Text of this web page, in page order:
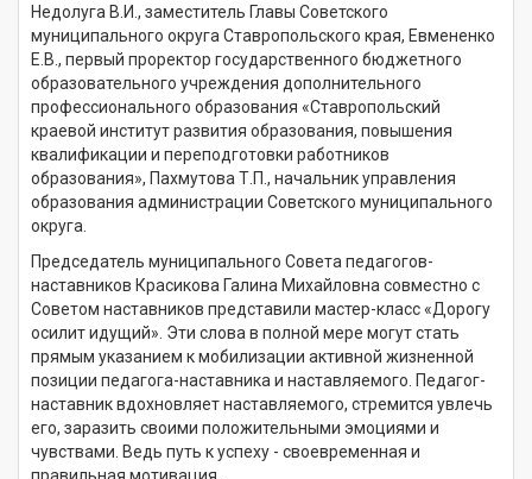
Недолуга В.И., заместитель Главы Советского
муниципального округа Ставропольского края, Евмененко
Е.В., первый проректор государственного бюджетного
образовательного учреждения дополнительного
профессионального образования «Ставропольский
краевой институт развития образования, повышения
квалификации и переподготовки работников
образования», Пахмутова Т.П., начальник управления
образования администрации Советского муниципального
округа.
Председатель муниципального Совета педагогов-
наставников Красикова Галина Михайловна совместно с
Советом наставников представили мастер-класс «Дорогу
осилит идущий». Эти слова в полной мере могут стать
прямым указанием к мобилизации активной жизненной
позиции педагога-наставника и наставляемого. Педагог-
наставник вдохновляет наставляемого, стремится увлечь
его, заразить своими положительными эмоциями и
чувствами. Ведь путь к успеху - своевременная и